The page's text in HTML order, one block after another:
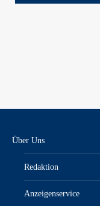
Über Uns
Redaktion
Anzeigenservice